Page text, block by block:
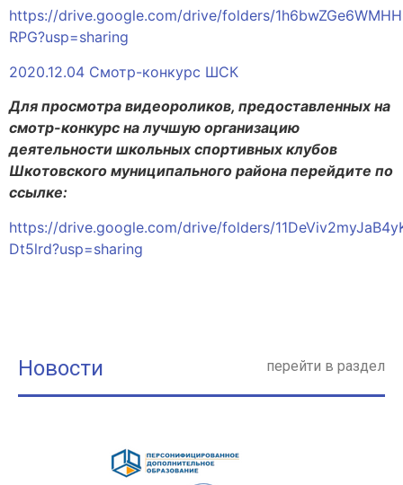
https://drive.google.com/drive/folders/
RPG?usp=sharing
2020.12.04 Смотр-конкурс ШСК
Для просмотра видеороликов, предоставленных на
смотр-конкурс на лучшую организацию
деятельности школьных спортивных клубов
Шкотовского муниципального района перейдите по
ссылке:
https://drive.google.com/drive/folders/
Dt5lrd?usp=sharing
Новости перейти в раздел